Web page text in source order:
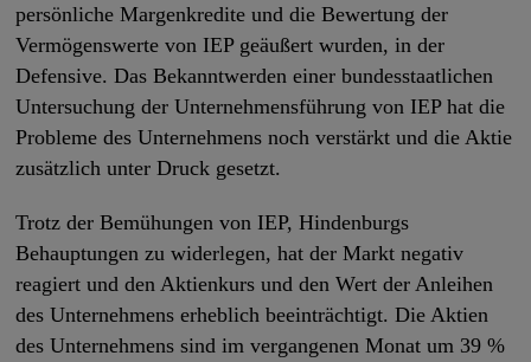
persönliche Margenkredite und die Bewertung der
Vermögenswerte von IEP geäußert wurden, in der
Defensive. Das Bekanntwerden einer bundesstaatlichen
Untersuchung der Unternehmensführung von IEP hat die
Probleme des Unternehmens noch verstärkt und die Aktie
zusätzlich unter Druck gesetzt.
Trotz der Bemühungen von IEP, Hindenburgs
Behauptungen zu widerlegen, hat der Markt negativ
reagiert und den Aktienkurs und den Wert der Anleihen
des Unternehmens erheblich beeinträchtigt. Die Aktien
des Unternehmens sind im vergangenen Monat um 39 %